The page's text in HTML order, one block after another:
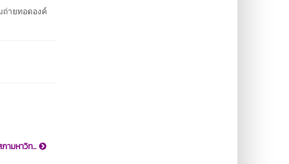
ายทอดองค์
ามหาวิท...